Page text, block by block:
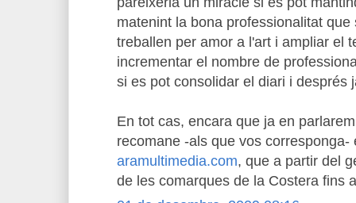
matenint la bona professionalitat
treballen per amor a l'art i ampliar el
incrementar el nombre de
si es pot consolidar el diari i després
En tot cas, encara que ja en
recomane -als que vos corresponga-
aramultimedia.com, que a partir del
de les comarques de la Costera fins